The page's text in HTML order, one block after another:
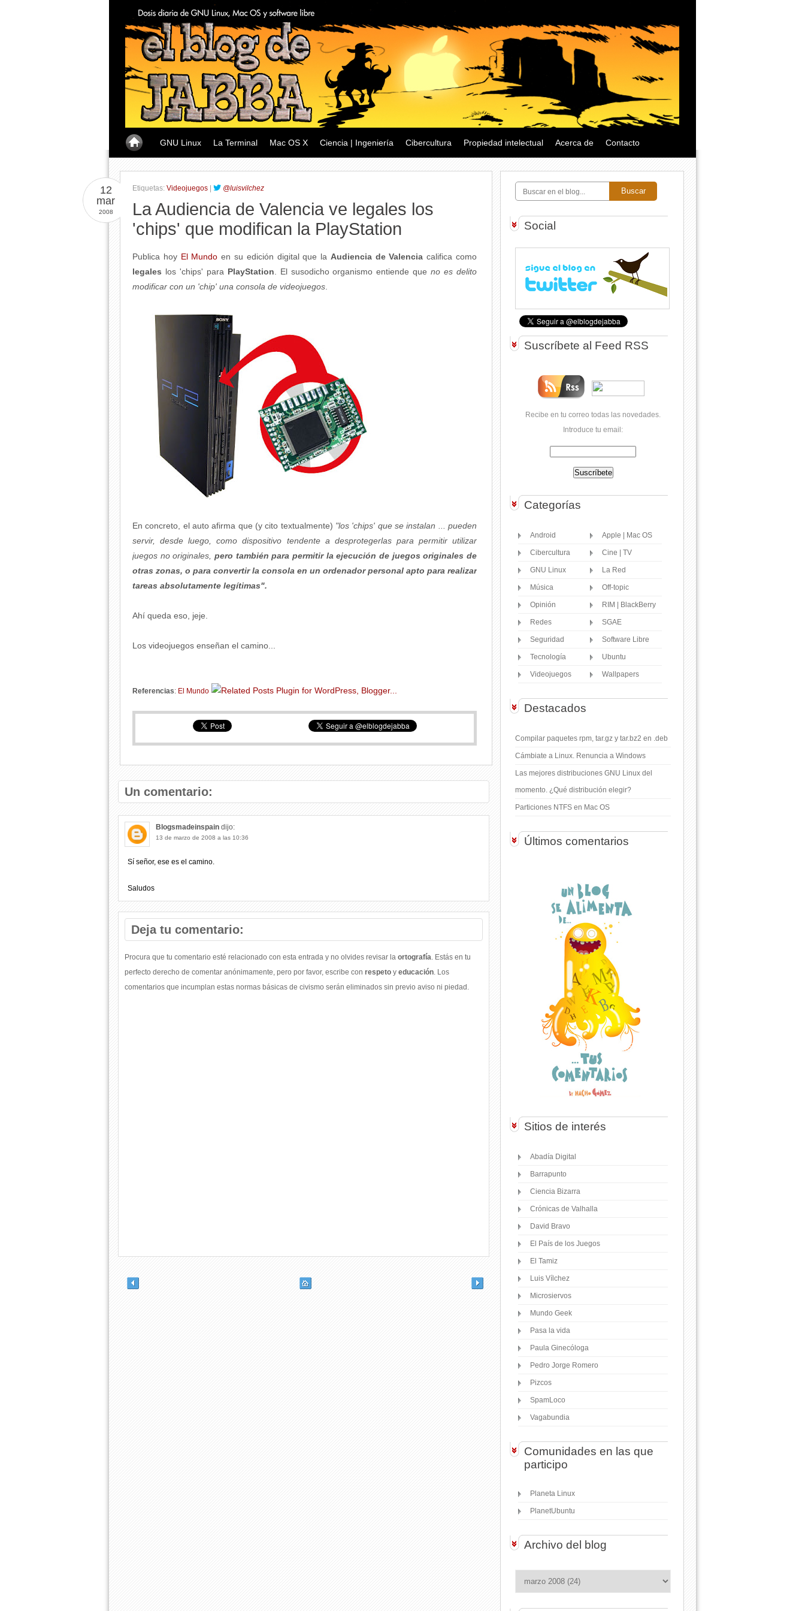
GNU Linux La Terminal Mac OS X Ciencia | Ingeniería Cibercultura Propiedad intelectual Acerca de Contacto
Etiquetas: Videojuegos @luisvilchez
12
mar
2008
La Audiencia de Valencia ve legales los
'chips' que modifican la PlayStation
Publica hoy El Mundo en su edición digital que la Audiencia de Valencia califica como
legales los 'chips' para PlayStation . El susodicho organismo entiende queno es delito
modificar con un 'chip' una consola de videojuegos
En concreto, el auto afirma que (y cito textualmente) "los 'chips' que se instalan ... pueden
servir, desde luego, como dispositivo tendente a desprotegerlas para permitir utilizar
juegos no originales, pero también para permitir la ejecución de juegos originales de
otras zonas, o para convertir la consola en un ordenador personal apto para realizar
tareas absolutamente legítimas".
Ahí queda eso, jeje.
Los videojuegos enseñan el camino...
Referencias: El Mundo
Un comentario:
Blogsmadeinspain dijo:
13 de marzo de 2008 a las 10:36
Sí señor, ese es el camino.
Saludos
Deja tu comentario:
Procura que tu comentario esté relacionado con esta entrada y no olvides revisar la ortografía. Estás en tu
perfecto derecho de comentar anónimamente, pero por favor, escribe con respeto y educación. Los
comentarios que incumplan estas normas básicas de civismo serán eliminados sin previo aviso ni piedad.
Buscar
Social
Suscríbete al Feed RSS
Recibe en tu correo todas las novedades.
Introduce tu email:
Categorías
Android Apple | Mac OS
Cibercultura Cine | TV
GNU Linux La Red
Música Off-topic
Opinión RIM | BlackBerry
Redes SGAE
Seguridad Software Libre
Tecnología Ubuntu
Videojuegos Wallpapers
Destacados
Compilar paquetes rpm, tar.gz y tar.bz2 en .deb
Cámbiate a Linux. Renuncia a Windows
Las mejores distribuciones GNU Linux del
momento. ¿Qué distribución elegir?
Particiones NTFS en Mac OS
Últimos comentarios
Sitios de interés
Abadía Digital
Barrapunto
Ciencia Bizarra
Crónicas de Valhalla
David Bravo
El País de los Juegos
El Tamiz
Luis Vílchez
Microsiervos
Mundo Geek
Pasa la vida
Paula Ginecóloga
Pedro Jorge Romero
Pizcos
SpamLoco
Vagabundia
Comunidades en las que
participo
Planeta Linux
PlanetUbuntu
Archivo del blog